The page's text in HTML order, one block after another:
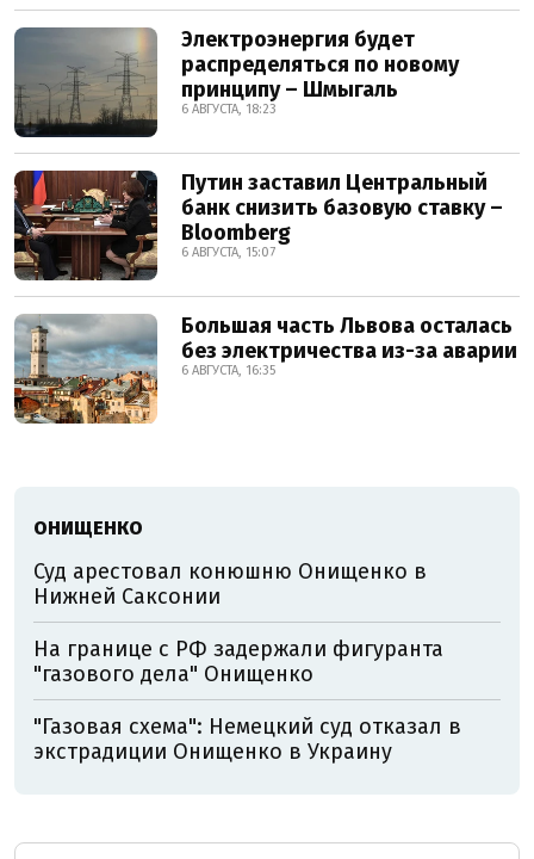
Электроэнергия будет
распределяться по новому
принципу – Шмыгаль
6 АВГУСТА, 18:23
Путин заставил Центральный
банк снизить базовую ставку –
Bloomberg
6 АВГУСТА, 15:07
Большая часть Львова осталась
без электричества из-за аварии
6 АВГУСТА, 16:35
ОНИЩЕНКО
Суд арестовал конюшню Онищенко в
Нижней Саксонии
На границе с РФ задержали фигуранта
"газового дела" Онищенко
"Газовая схема": Немецкий суд отказал в
экстрадиции Онищенко в Украину